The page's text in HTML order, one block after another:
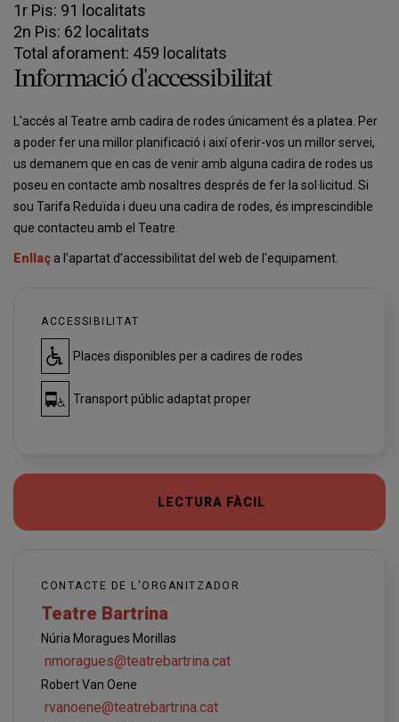
1r Pis: 91 localitats
2n Pis: 62 localitats
Total aforament: 459 localitats
Informació d'accessibilitat
L'accés al Teatre amb cadira de rodes únicament és a platea. Per
a poder fer una millor planificació i així oferir-vos un millor servei,
us demanem que en cas de venir amb alguna cadira de rodes us
poseu en contacte amb nosaltres després de fer la sol·licitud. Si
sou Tarifa Reduïda i dueu una cadira de rodes, és imprescindible
que contacteu amb el Teatre.
Enllaç a l’apartat d’accessibilitat del web de l'equipament.
ACCESSIBILITAT
Places disponibles per a cadires de rodes
Transport públic adaptat proper
LECTURA FÀCIL
CONTACTE DE L'ORGANITZADOR
Teatre Bartrina
Núria Moragues Morillas
nmoragues@teatrebartrina.cat
Robert Van Oene
rvanoene@teatrebartrina.cat